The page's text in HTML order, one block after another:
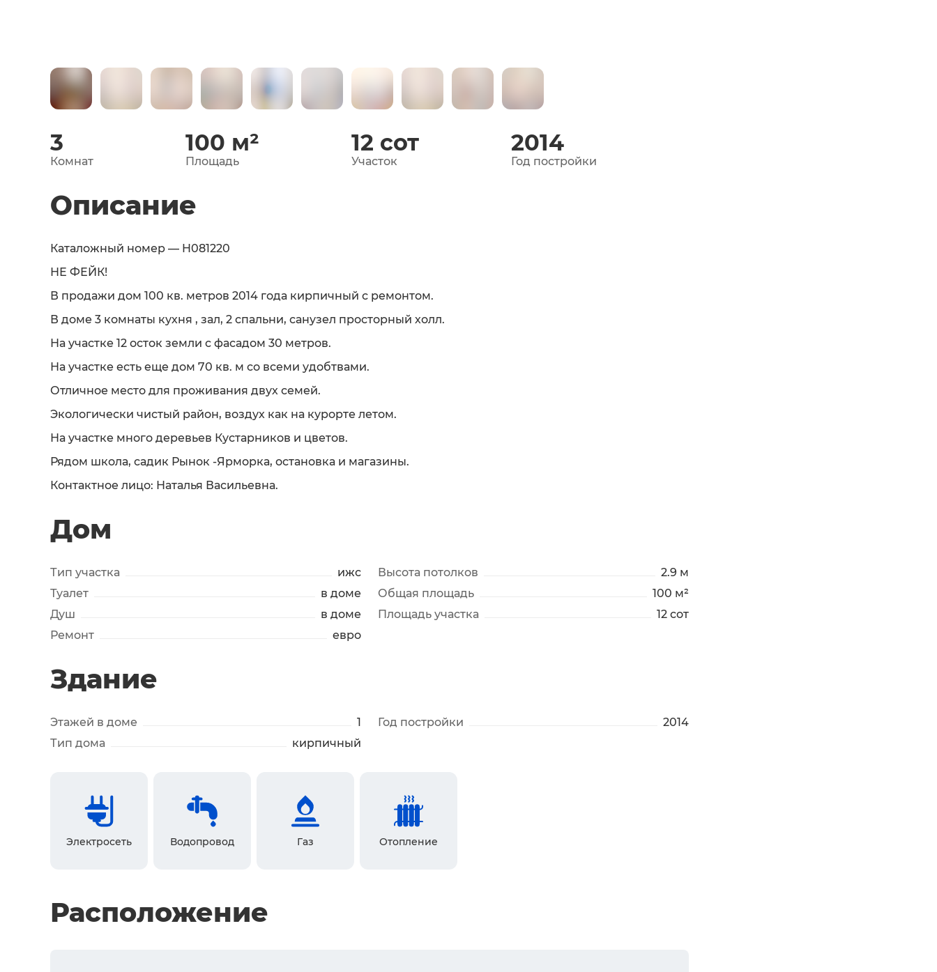
3
Комнат
100 м²
Площадь
12 сот
Участок
2014
Год постройки
Описание
Каталожный номер — H081220
НЕ ФЕЙК!
В продажи дом 100 кв. метров 2014 года кирпичный с ремонтом.
В доме 3 комнаты кухня , зал, 2 спальни, санузел просторный холл.
На участке 12 осток земли с фасадом 30 метров.
На участке есть еще дом 70 кв. м со всеми удобтвами.
Отличное место для проживания двух семей.
Экологически чистый район, воздух как на курорте летом.
На участке много деревьев Кустарников и цветов.
Рядом школа, садик Рынок -Ярморка, остановка и магазины.
Контактное лицо: Наталья Васильевна.
Дом
Тип участка
ижс
Туалет
в доме
Душ
в доме
Ремонт
евро
Высота потолков
2.9 м
Общая площадь
100 м²
Площадь участка
12 сот
Здание
Этажей в доме
1
Тип дома
кирпичный
Год постройки 2014
Электросеть Водопровод Газ Отопление
Расположение